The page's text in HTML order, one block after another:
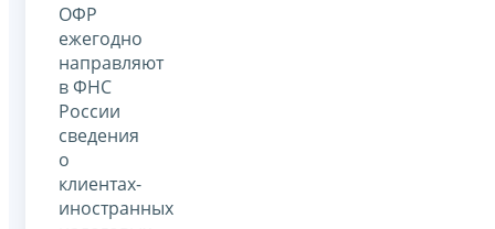
ОФР
ежегодно
направляют
в ФНС
России
сведения
о
клиентах-
иностранных